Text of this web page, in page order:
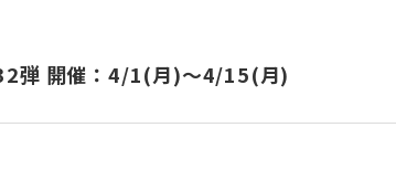
32弾 開催：4/1(月)～4/15(月)